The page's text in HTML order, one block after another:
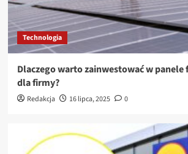
Technologia
Dlaczego warto zainwestować w
dla firmy?
Redakcja 16 lipca, 2025 0